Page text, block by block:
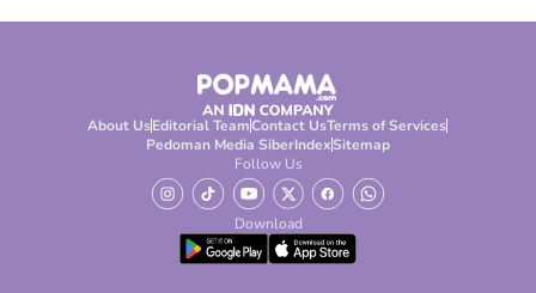
About UsEditorial TeamContact UsTerms of Services
Pedoman Media SiberIndexSitemap
Follow Us
Download